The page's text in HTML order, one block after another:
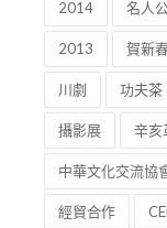
2014 名人
2013 賀新
川劇 功夫茶
攝影展 辛亥
中華文化交流協
經貿合作